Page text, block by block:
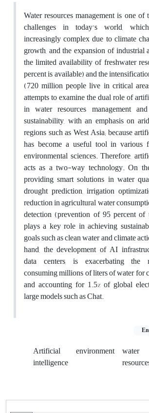
Water resources management is one of
challenges in today's world,
increasingly complex due to climate
growth, and the expansion of industrial
the limited availability of freshwater
percent is available) and the
(720 million people live in critical
attempts to examine the dual role of
in water resources management
sustainability, with an emphasis on
regions such as West Asia; because
has become a useful tool in various
environmental sciences. Therefore,
acts as a two-way technology. On
providing smart solutions in water
drought prediction, irrigation
reduction in agricultural water
detection (prevention of 95 percent of
plays a key role in achieving
goals such as clean water and climate
hand, the development of AI
data centers, is exacerbating the
consuming millions of liters of water for
and accounting for 1.5% of global
large models such as Chat.
Artificial
intelligence
environment water